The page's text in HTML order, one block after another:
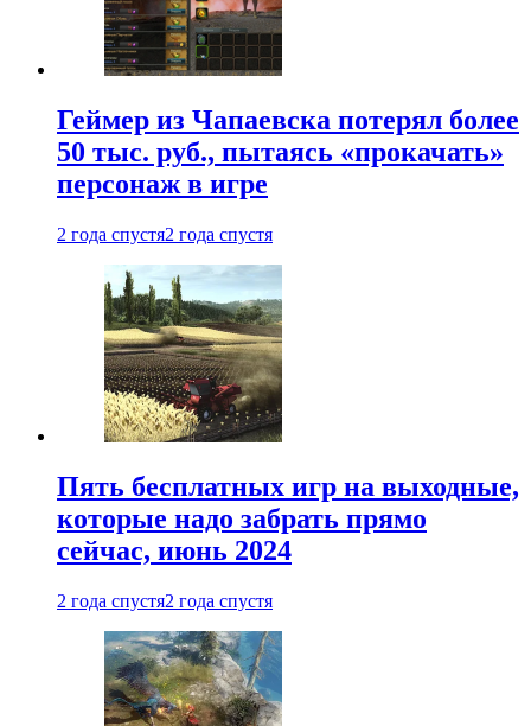
Геймер из Чапаевска потерял более
50 тыс. руб., пытаясь «прокачать»
персонаж в игре
2 года спустя2 года спустя
Пять бесплатных игр на выходные,
которые надо забрать прямо
сейчас, июнь 2024
2 года спустя2 года спустя